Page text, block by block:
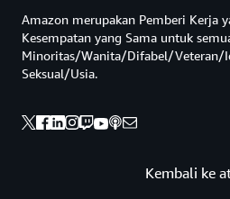
Kembali ke
Amazon merupakan Pemberi Kerja
Kesempatan yang Sama untuk
Minoritas/Wanita/Difabel/Veteran/
Seksual/Usia.